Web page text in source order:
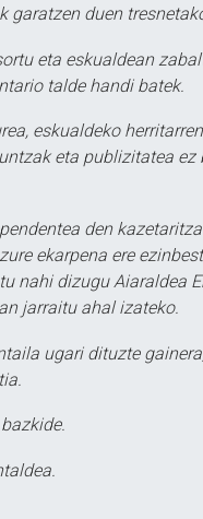
garatzen duen
eta eskualdean
talde handi batek.
eskualdeko
eta publizitatea
den
ekarpena ere
nahi dizugu Aiaraldea
jarraitu ahal izateko.
ugari dituzte